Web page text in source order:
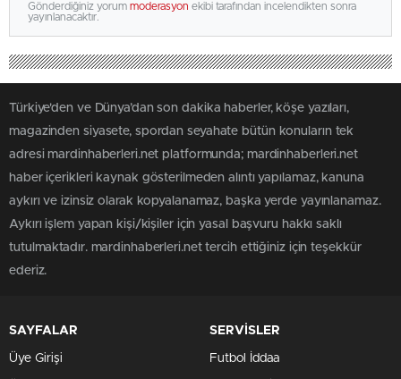
Gönderdiğiniz yorum moderasyon ekibi tarafından incelendikten sonra
yayınlanacaktır.
Türkiye'den ve Dünya’dan son dakika haberler, köşe yazıları,
magazinden siyasete, spordan seyahate bütün konuların tek
adresi mardinhaberleri.net platformunda; mardinhaberleri.net
haber içerikleri kaynak gösterilmeden alıntı yapılamaz, kanuna
aykırı ve izinsiz olarak kopyalanamaz, başka yerde yayınlanamaz.
Aykırı işlem yapan kişi/kişiler için yasal başvuru hakkı saklı
tutulmaktadır. mardinhaberleri.net tercih ettiğiniz için teşekkür
ederiz.
SAYFALAR
Üye Girişi
SERVİSLER
Futbol İddaa